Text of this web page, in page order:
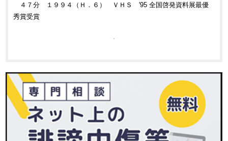
４７分 １９９４（Ｈ．６） ＶＨＳ '95 全国啓発資料展最優
秀賞受賞